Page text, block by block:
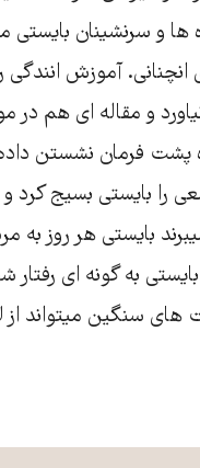
و سرنشینان بایستی
آموزش انندگی
نمره 100% نیاورد و
پشت فرمان نشستن
را بایستی بسیج کرد و
بایستی هر روز
به گونه ای رفتار
سنگین میتواند از